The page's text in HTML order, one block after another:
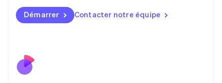
Démarrer Contacter notre équipe
FrançaisDeutschEnglish
Malaisie
Mexique
Español